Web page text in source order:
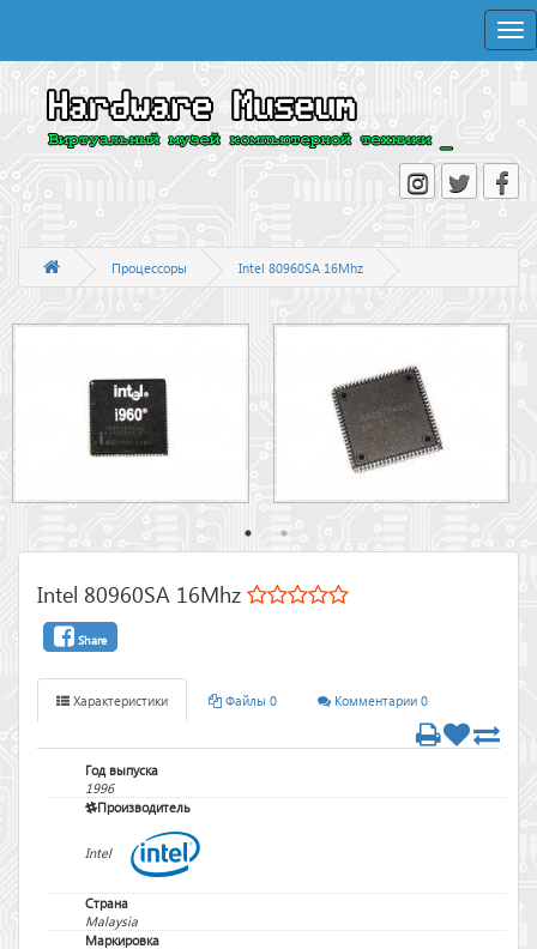
Процессоры Intel 80960SA 16Mhz
Intel 80960SA 16Mhz
Share
Характеристики Файлы 0 Комментарии 0
Год выпуска
1996
Производитель
Intel
Страна
Malaysia
Маркировка